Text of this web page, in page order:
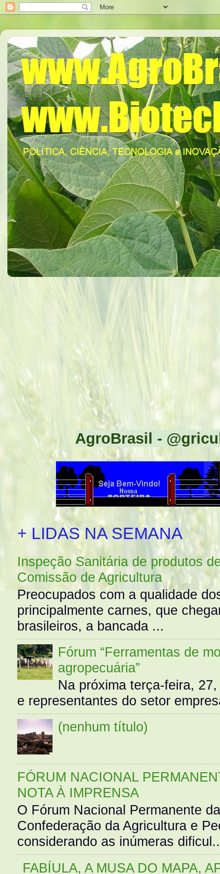
AgroBrasil -
+ LIDAS NA SEMANA
Inspeção Sanitária de produtos
Comissão de Agricultura
Preocupados com a qualidade
principalmente carnes, que
brasileiros, a bancada ...
Fórum “Ferramentas de
agropecuária”
Na próxima terça-feira,
e representantes do setor
(nenhum título)
FÓRUM NACIONAL
NOTA À IMPRENSA
O Fórum Nacional Permanente
Confederação da Agricultura e
considerando as inúmeras
FABÍULA, A MUSA DO MAPA,